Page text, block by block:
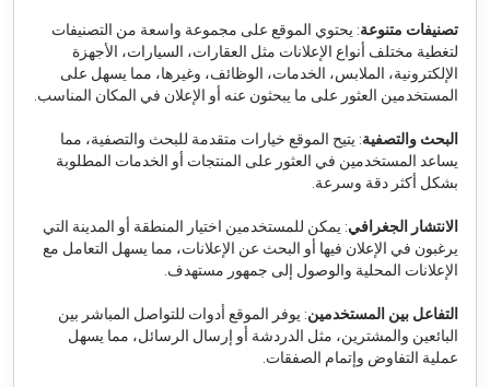
تصنيفات متنوعة: يحتوي الموقع على مجموعة واسعة من التصنيفات
لتغطية مختلف أنواع الإعلانات مثل العقارات، السيارات، الأجهزة
الإلكترونية، الملابس، الخدمات، الوظائف، وغيرها، مما يسهل على
المستخدمين العثور على ما يبحثون عنه أو الإعلان في المكان المناسب.
البحث والتصفية: يتيح الموقع خيارات متقدمة للبحث والتصفية، مما
يساعد المستخدمين في العثور على المنتجات أو الخدمات المطلوبة
بشكل أكثر دقة وسرعة.
الانتشار الجغرافي: يمكن للمستخدمين اختيار المنطقة أو المدينة التي
يرغبون في الإعلان فيها أو البحث عن الإعلانات، مما يسهل التعامل مع
الإعلانات المحلية والوصول إلى جمهور مستهدف.
التفاعل بين المستخدمين: يوفر الموقع أدوات للتواصل المباشر بين
البائعين والمشترين، مثل الدردشة أو إرسال الرسائل، مما يسهل
عملية التفاوض وإتمام الصفقات.